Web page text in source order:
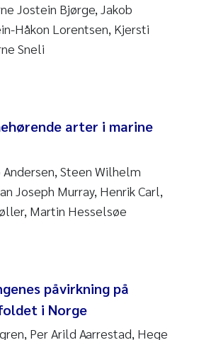
Jostein Bjørge, Jakob
Håkon Lorentsen, Kjersti
Sneli
arter i marine
Steen Wilhelm
Joseph Murray, Henrik Carl,
Martin Hesselsøe
påvirkning på
i Norge
Per Arild Aarrestad, Hege